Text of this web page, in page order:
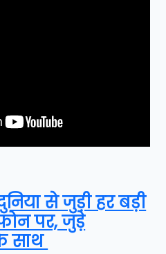
से जुड़ी हर बड़ी
पर, जुड़े
साथ